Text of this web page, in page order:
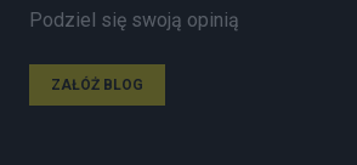
Podziel się swoją opinią
ZAŁÓŻ BLOG